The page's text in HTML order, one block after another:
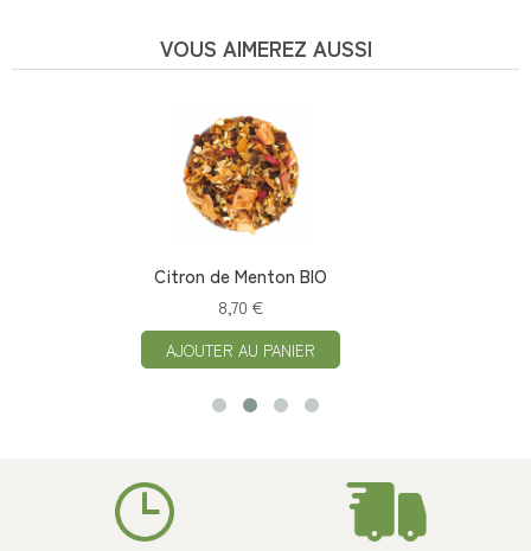
VOUS AIMEREZ AUSSI
Citron de Menton BIO
AJOUTER AU PANIER